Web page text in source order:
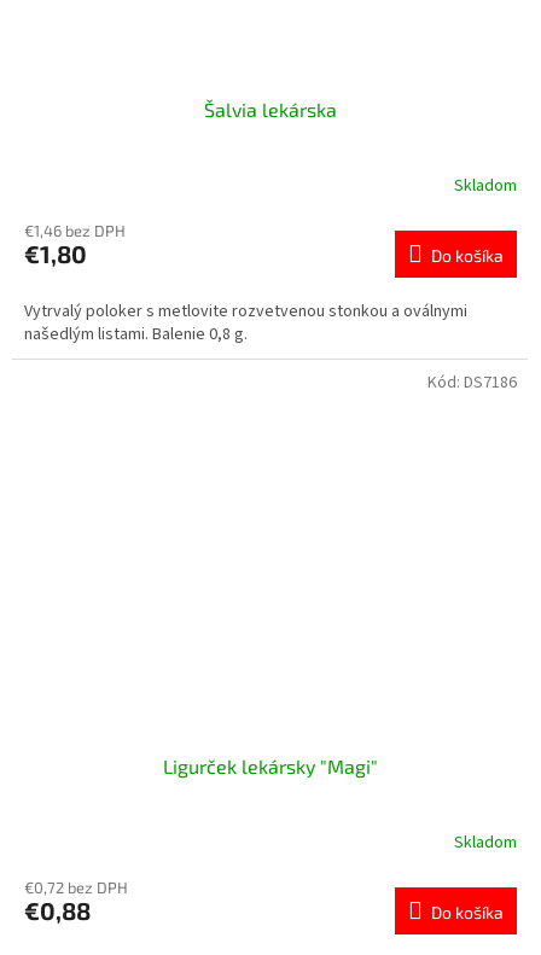
Šalvia lekárska
Skladom
€1,46 bez DPH
€1,80 Do košíka
Vytrvalý poloker s metlovite rozvetvenou stonkou a oválnymi
našedlým listami. Balenie 0,8 g.
Ligurček lekársky "Magi"
Skladom
€0,72 bez DPH
€0,88 Do košíka
Kód: DS7186